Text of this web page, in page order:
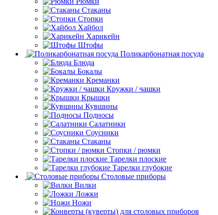
Стаканы
Стопки
Хайбол
Харикейн
Штофы
Поликарбонатная посуда
Блюда
Бокалы
Креманки
Кружки / чашки
Крышки
Кувшины
Подносы
Салатники
Соусники
Стаканы
Стопки / рюмки
Тарелки плоские
Тарелки глубокие
Столовые приборы
Вилки
Ложки
Ножи